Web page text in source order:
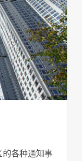
的各种通知事